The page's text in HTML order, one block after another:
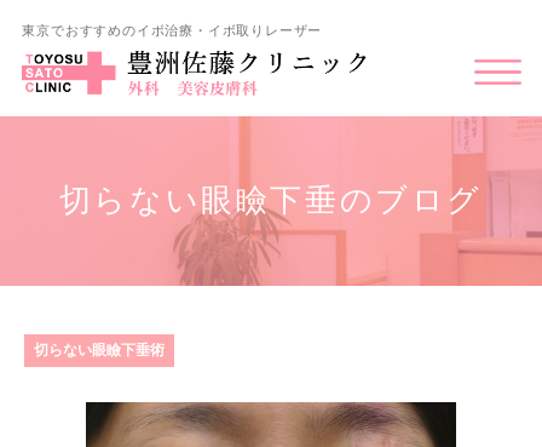
東京でおすすめのイボ治療・イボ取りレーザー
切らない眼瞼下垂のブログ
切らない眼瞼下垂術